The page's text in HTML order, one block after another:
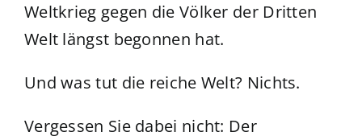
Weltkrieg gegen die Völker der Dritten
Welt längst begonnen hat.
Und was tut die reiche Welt? Nichts.
Vergessen Sie dabei nicht: Der